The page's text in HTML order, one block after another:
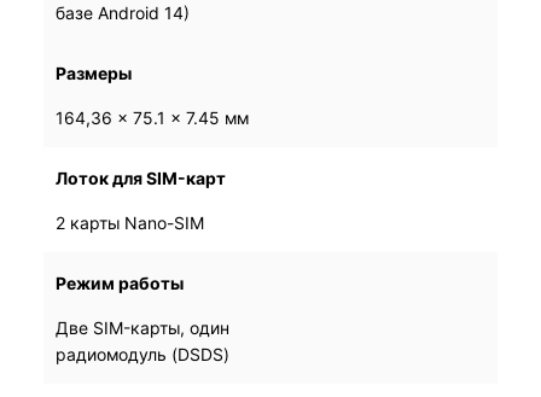
базе Android 14)
базе Android 14)
Размеры
164,36 × 75.1 × 7.45 мм
164,36 × 75.1 × 7.45 мм
Лоток для SIM-карт
2 карты Nano-SIM
2 карты Nano-SIM
Режим работы
Две SIM-карты, один
радиомодуль (DSDS)
Две SIM-карты, один
радиомодуль (DSDS)